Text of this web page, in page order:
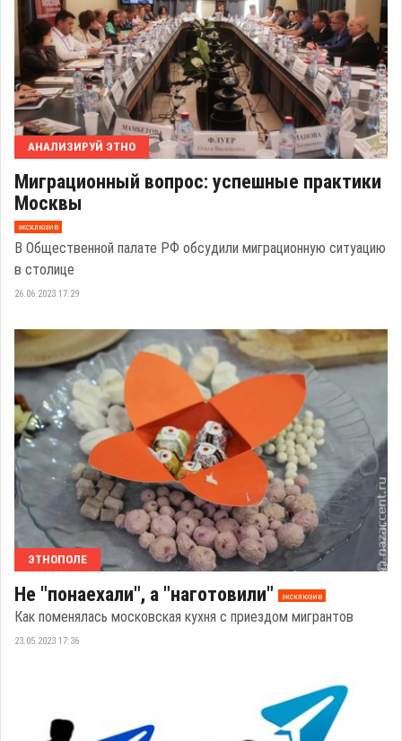
АНАЛИЗИРУЙ ЭТНО
Миграционный вопрос: успешные практики
Москвы
эксклюзив
В Общественной палате РФ обсудили миграционную ситуацию
в столице
26.06.2023 17:29
ЭТНОПОЛЕ
Не "понаехали", а "наготовили" эксклюзив
Как поменялась московская кухня с приездом мигрантов
23.05.2023 17:36